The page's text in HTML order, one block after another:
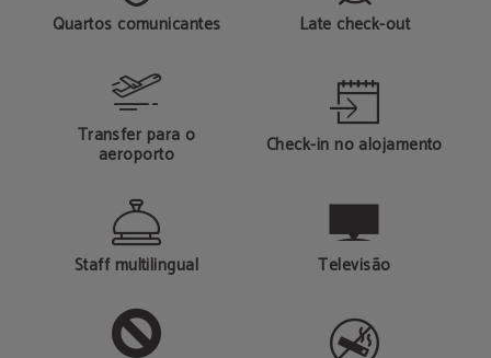
Quartos comunicantes Late check-out
Transfer para o
aeroporto Check-in no alojamento
Staff multilingual Televisão